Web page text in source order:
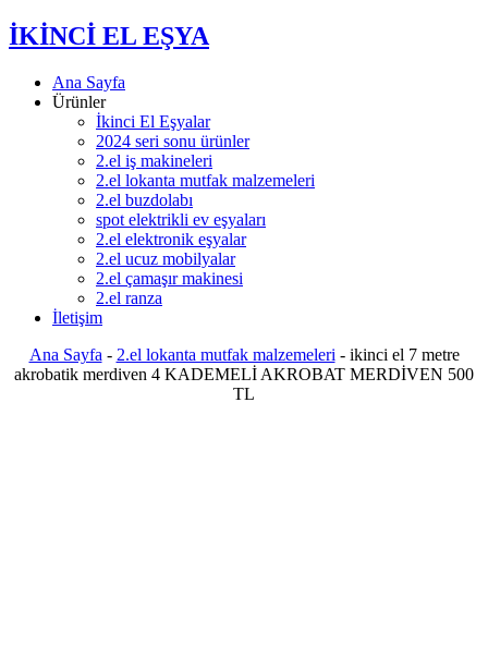
İKİNCİ EL EŞYA
Ana Sayfa
Ürünler
İkinci El Eşyalar
2024 seri sonu ürünler
2.el iş makineleri
2.el lokanta mutfak malzemeleri
2.el buzdolabı
spot elektrikli ev eşyaları
2.el elektronik eşyalar
2.el ucuz mobilyalar
2.el çamaşır makinesi
2.el ranza
İletişim
Ana Sayfa - 2.el lokanta mutfak malzemeleri - ikinci el 7 metre
akrobatik merdiven 4 KADEMELİ AKROBAT MERDİVEN 500
TL